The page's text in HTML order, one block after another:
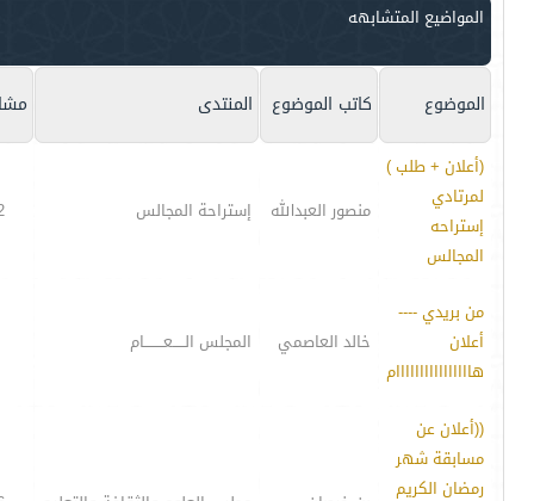
المواضيع المتشابهه
الموضوع كاتب الموضوع المنتدى
(أعلان + طلب )
لمرتادي
إستراحه
المجالس
منصور العبدالله إستراحة المجالس
من بريدي ----
أعلان
هاااااااااااااااام
خالد العاصمي المجلس الـــــعــــــــام
((أعلان عن
مسابقة شهر
رمضان الكريم